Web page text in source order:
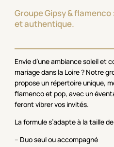
Groupe Gipsy &
et authentique.
Envie d’une ambiance soleil et
mariage dans la Loire ? Notre
propose un répertoire unique,
flamenco et pop, avec un
feront vibrer vos invités.
La formule s’adapte à la taille
– Duo seul ou accompagné